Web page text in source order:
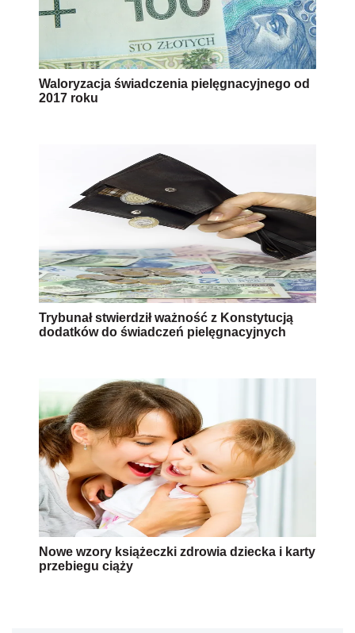
Waloryzacja świadczenia pielęgnacyjnego od
2017 roku
Trybunał stwierdził ważność z Konstytucją
dodatków do świadczeń pielęgnacyjnych
Nowe wzory książeczki zdrowia dziecka i karty
przebiegu ciąży